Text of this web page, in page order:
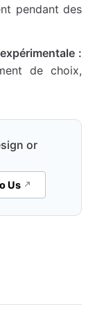
pendant des
:
de choix,
or
Us